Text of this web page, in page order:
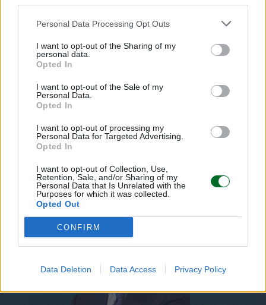
Personal Data Processing Opt Outs
I want to opt-out of the Sharing of my
personal data.
Opted In
I want to opt-out of the Sale of my
Personal Data.
Opted In
I want to opt-out of processing my
Personal Data for Targeted Advertising.
Opted In
I want to opt-out of Collection, Use,
Retention, Sale, and/or Sharing of my
Personal Data that Is Unrelated with the
Purposes for which it was collected.
Opted Out
CONFIRM
Data Deletion Data Access Privacy Policy
LEGGI ANCHE